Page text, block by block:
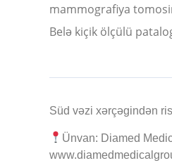
mammografiya
Belə kiçik ölçülü
Süd vəzi xərçəgindən
Ünvan: Diamed